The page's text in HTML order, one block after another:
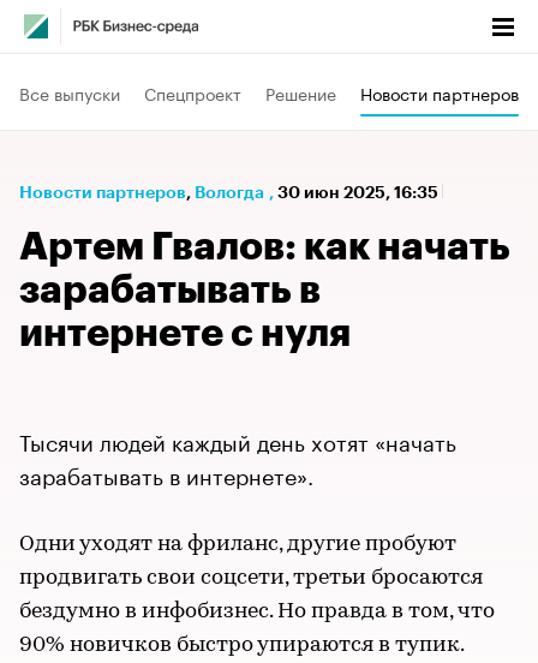
Все выпуски Спецпроект Решение Новости партнеров
Новости партнеров⁠, Вологда , 30 июн 2025, 16:35
Артем Гвалов: как начать
зарабатывать в
интернете с нуля
Тысячи людей каждый день хотят «начать
зарабатывать в интернете».
Одни уходят на фриланс, другие пробуют
продвигать свои соцсети, третьи бросаются
бездумно в инфобизнес. Но правда в том, что
90% новичков быстро упираются в тупик.